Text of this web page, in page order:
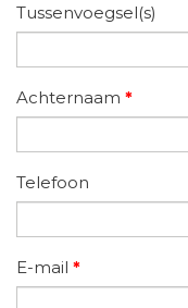
Tussenvoegsel(s)
Achternaam *
Telefoon
E-mail *